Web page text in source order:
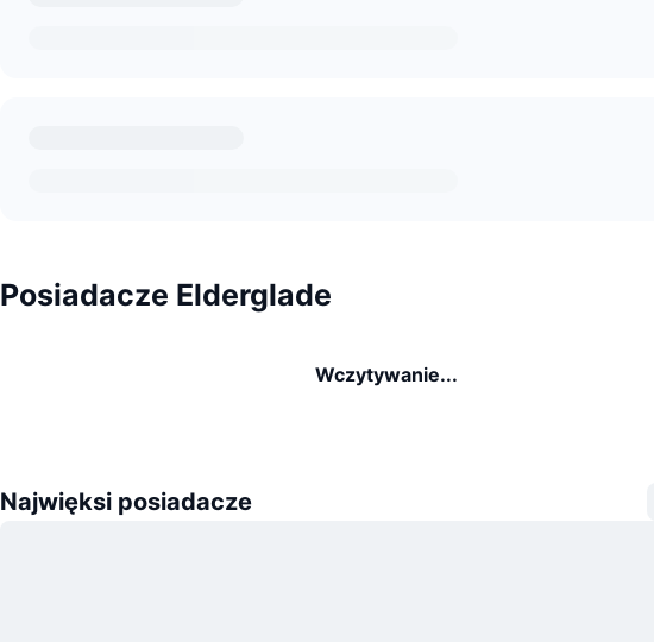
Posiadacze Elderglade
Wczytywanie...
Najwięksi posiadacze